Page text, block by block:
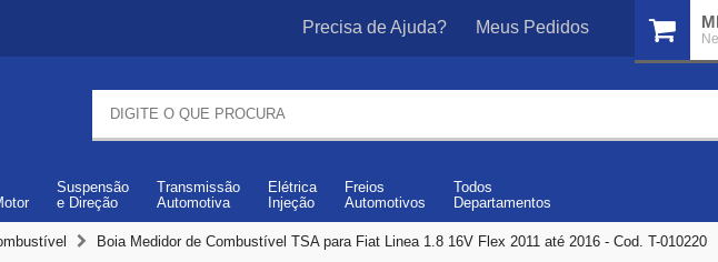
Precisa de Ajuda? Meus Pedidos
Suspensão
e Direção
Transmissão
Automotiva
Elétrica
Injeção
Freios
Automotivos
Todos
Departamentos
Boia Medidor de Combustível TSA para Fiat Linea 1.8 16V Flex 2011 até 2016 - Cod. T-010220